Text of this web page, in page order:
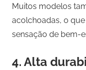
Muitos modelos
acolchoadas, o
sensação de bem-
4. Alta